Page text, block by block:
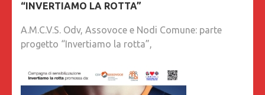
“INVERTIAMO LA ROTTA”
A.M.C.V.S. Odv, Assovoce e Nodi Comune: parte
progetto “Invertiamo la rotta”,